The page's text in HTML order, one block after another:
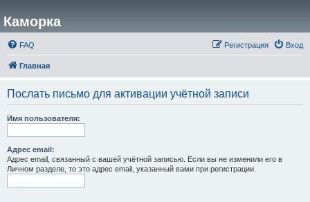
Каморка
FAQ Вход
Регистрация
Главная
Послать письмо для активации учётной записи
Имя пользователя:
Адрес email:
Адрес email, связанный с вашей учётной записью. Если вы не изменили его в
Личном разделе, то это адрес email, указанный вами при регистрации.